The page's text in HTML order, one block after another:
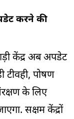
करने की
केंद्र अब अपडेट
टीवही, पोषण
के लिए
सक्षम केंद्रों